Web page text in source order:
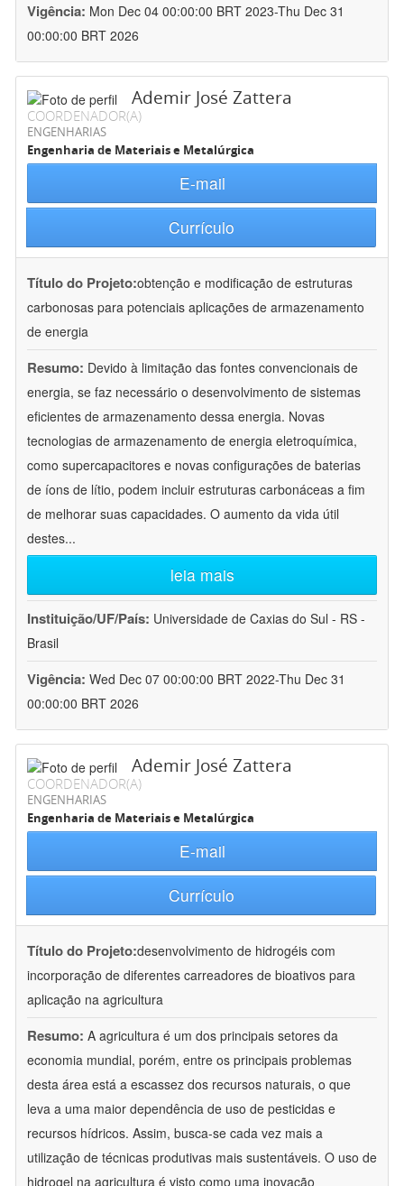
Vigência: Mon Dec 04 00:00:00 BRT 2023-Thu Dec 31
00:00:00 BRT 2026
Ademir José Zattera
COORDENADOR(A)
ENGENHARIAS
Engenharia de Materiais e Metalúrgica
E-mail
Currículo
Título do Projeto:obtenção e modificação de estruturas
carbonosas para potenciais aplicações de armazenamento
de energia
Resumo: Devido à limitação das fontes convencionais de
energia, se faz necessário o desenvolvimento de sistemas
eficientes de armazenamento dessa energia. Novas
tecnologias de armazenamento de energia eletroquímica,
como supercapacitores e novas configurações de baterias
de íons de lítio, podem incluir estruturas carbonáceas a fim
de melhorar suas capacidades. O aumento da vida útil
destes...
leia mais
Instituição/UF/País: Universidade de Caxias do Sul - RS -
Brasil
Vigência: Wed Dec 07 00:00:00 BRT 2022-Thu Dec 31
00:00:00 BRT 2026
Ademir José Zattera
COORDENADOR(A)
ENGENHARIAS
Engenharia de Materiais e Metalúrgica
E-mail
Currículo
Título do Projeto:desenvolvimento de hidrogéis com
incorporação de diferentes carreadores de bioativos para
aplicação na agricultura
Resumo: A agricultura é um dos principais setores da
economia mundial, porém, entre os principais problemas
desta área está a escassez dos recursos naturais, o que
leva a uma maior dependência de uso de pesticidas e
recursos hídricos. Assim, busca-se cada vez mais a
utilização de técnicas produtivas mais sustentáveis. O uso de
hidrogel na agricultura é visto como uma inovação